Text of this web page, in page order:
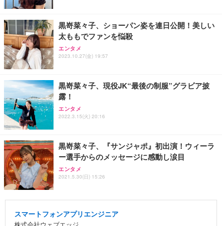
黒嵜菜々子、ショーパン姿を連日公開！美しい
太ももでファンを悩殺
エンタメ
2023.10.27(金) 19:57
黒嵜菜々子、現役JK“最後の制服”グラビア披
露！
エンタメ
2022.3.15(火) 20:16
黒嵜菜々子、『サンジャポ』初出演！ウィーラ
ー選手からのメッセージに感動し涙目
エンタメ
2021.5.30(日) 15:26
スマートフォンアプリエンジニア